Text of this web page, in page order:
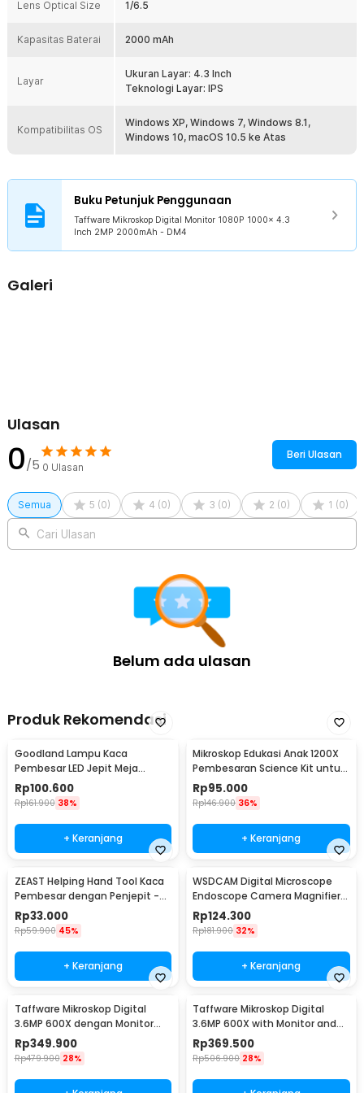
1 x Panduan Penggunaan
Lens Optical Size 1/6.5
Kapasitas Baterai 2000 mAh
Layar
Ukuran Layar: 4.3 Inch
Teknologi Layar: IPS
Kompatibilitas OS
Windows XP, Windows 7, Windows 8.1,
Windows 10, macOS 10.5 ke Atas
Buku Petunjuk Penggunaan
Taffware Mikroskop Digital Monitor 1080P 1000x 4.3
Inch 2MP 2000mAh - DM4
Galeri
Ulasan
0/5 0 Ulasan
Beri Ulasan
Semua 5 (0) 4 (0) 3 (0) 2 (0) 1 (0)
Cari Ulasan
Belum ada ulasan
Produk Rekomendasi
Goodland Lampu Kaca
Pembesar LED Jepit Meja
Natural White 2X 5X - MG15122-
2B
Rp100.600
Rp161.900 38%
+ Keranjang
Mikroskop Edukasi Anak 1200X
Pembesaran Science Kit untuk
Pemula - 1412X
Rp95.000
Rp146.900 36%
+ Keranjang
ZEAST Helping Hand Tool Kaca
Pembesar dengan Penjepit -
TE-805
Rp33.000
Rp59.900 45%
+ Keranjang
WSDCAM Digital Microscope
Endoscope Camera Magnifier
500 Kali with LED - WS500
Rp124.300
Rp181.900 32%
+ Keranjang
Taffware Mikroskop Digital
3.6MP 600X dengan Monitor
dan Metal Stand - G600
Rp349.900
Rp479.900 28%
Taffware Mikroskop Digital
3.6MP 600X with Monitor and
Fleksibel Stand - G600
Rp369.500
Rp506.900 28%